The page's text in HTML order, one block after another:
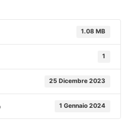
1.08 MB
1
25 Dicembre 2023
1 Gennaio 2024